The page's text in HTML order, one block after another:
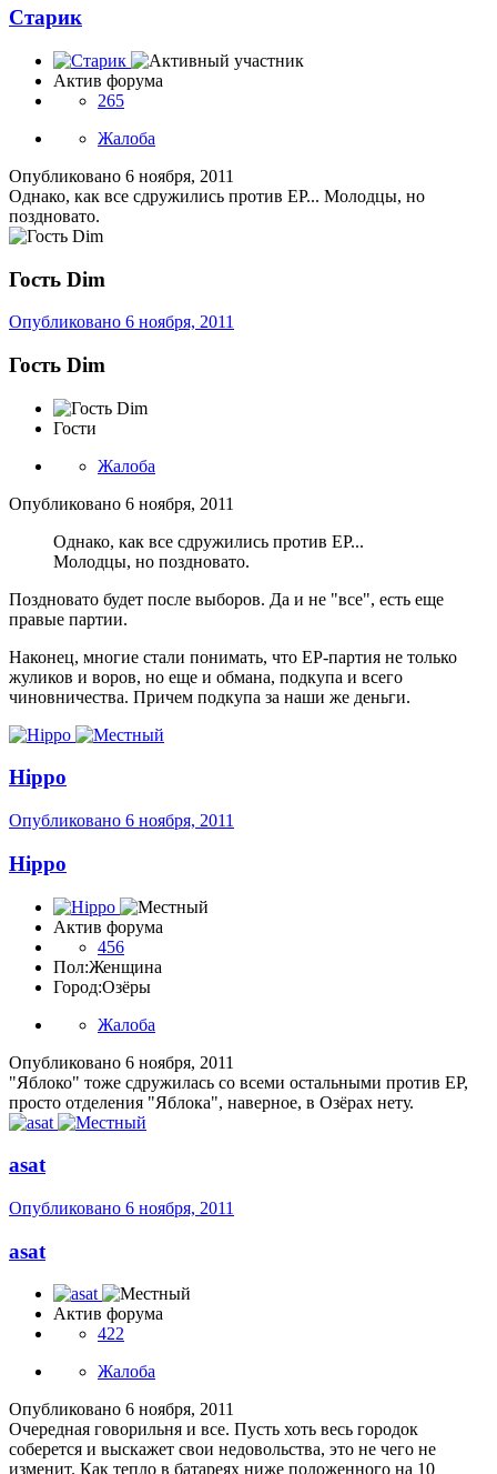
Старик
Актив форума
265
Жалоба
Опубликовано 6 ноября, 2011
Однако, как все сдружились против ЕР... Молодцы, но
поздновато.
Гость Dim
Опубликовано 6 ноября, 2011
Гость Dim
Гости
Жалоба
Опубликовано 6 ноября, 2011
Однако, как все сдружились против ЕР...
Молодцы, но поздновато.
Поздновато будет после выборов. Да и не "все", есть еще
правые партии.
Наконец, многие стали понимать, что ЕР-партия не только
жуликов и воров, но еще и обмана, подкупа и всего
чиновничества. Причем подкупа за наши же деньги.
Hippo
Опубликовано 6 ноября, 2011
Hippo
Актив форума
456
Пол:Женщина
Город:Озёры
Жалоба
Опубликовано 6 ноября, 2011
"Яблоко" тоже сдружилась со всеми остальными против ЕР,
просто отделения "Яблока", наверное, в Озёрах нету.
asat
Опубликовано 6 ноября, 2011
asat
Актив форума
422
Жалоба
Опубликовано 6 ноября, 2011
Очередная говорильня и все. Пусть хоть весь городок
соберется и выскажет свои недовольства, это не чего не
изменит. Как тепло в батареях ниже положенного на 10